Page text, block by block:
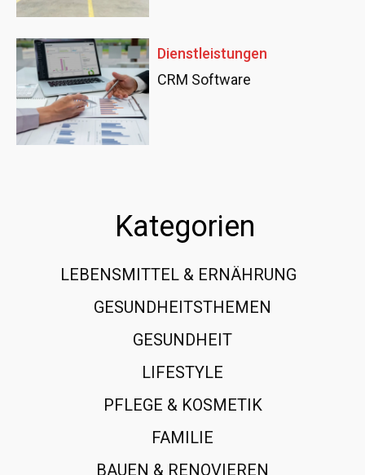
Dienstleistungen
CRM Software
Kategorien
LEBENSMITTEL & ERNÄHRUNG
GESUNDHEITSTHEMEN
GESUNDHEIT
LIFESTYLE
PFLEGE & KOSMETIK
FAMILIE
BAUEN & RENOVIEREN